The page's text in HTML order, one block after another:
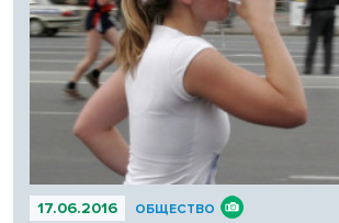
17.06.2016 ОБЩЕСТВО